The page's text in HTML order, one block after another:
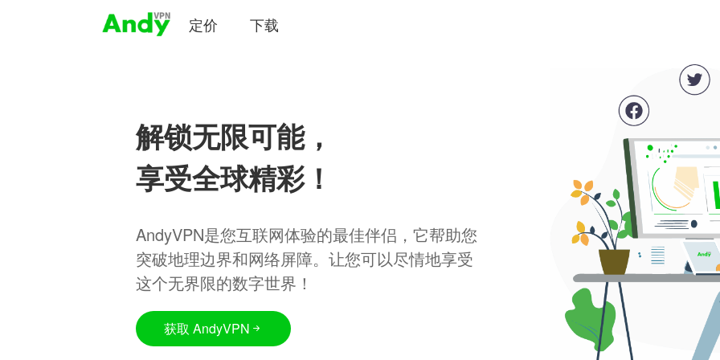
定价 下载
解锁无限可能，
享受全球精彩！
AndyVPN是您互联网体验的最佳伴侣，它帮助您
突破地理边界和网络屏障。让您可以尽情地享受
这个无界限的数字世界！
获取 AndyVPN